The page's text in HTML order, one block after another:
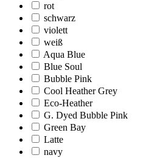
rot
schwarz
violett
weiß
Aqua Blue
Blue Soul
Bubble Pink
Cool Heather Grey
Eco-Heather
G. Dyed Bubble Pink
Green Bay
Latte
navy